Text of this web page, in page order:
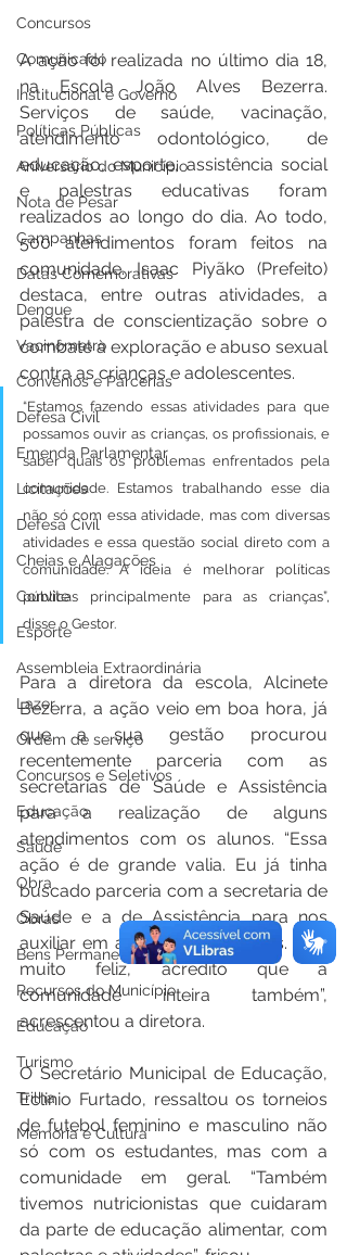
Concursos
Comunicado
Institucional e Governo
Políticas Públicas
Aniversário do Município
Nota de Pesar
Campanhas
Datas Comemorativas
Dengue
Vacinômetro
Convênios e Parcerias
Defesa Civil
Emenda Parlamentar
Licitações
Defesa Civil
Cheias e Alagações
Convite
Esporte
Assembleia Extraordinária
Lazer
Ordem de serviço
Concursos e Seletivos
Educação
Saúde
Obra
Obras
Bens Permanentes
Recursos do Município
Educação
Turismo
Trilha
Memória e Cultura
A ação foi realizada no último dia 18,
na Escola João Alves Bezerra.
Serviços de saúde, vacinação,
atendimento odontológico, de
educação, esporte, assistência social
e palestras educativas foram
realizados ao longo do dia. Ao todo,
500 atendimentos foram feitos na
comunidade. Isaac Piyãko (Prefeito)
destaca, entre outras atividades, a
palestra de conscientização sobre o
combate à exploração e abuso sexual
contra as crianças e adolescentes.
“Estamos fazendo essas atividades para que
possamos ouvir as crianças, os profissionais, e
saber quais os problemas enfrentados pela
comunidade. Estamos trabalhando esse dia
não só com essa atividade, mas com diversas
atividades e essa questão social direto com a
comunidade. A ideia é melhorar políticas
públicas principalmente para as crianças”,
disse o Gestor.
Para a diretora da escola, Alcinete
Bezerra, a ação veio em boa hora, já
que a sua gestão procurou
recentemente parceria com as
secretarias de Saúde e Assistência
para a realização de alguns
atendimentos com os alunos. “Essa
ação é de grande valia. Eu já tinha
buscado parceria com a secretaria de
Saúde e a de Assistência para nos
auxiliar em alguns atendimentos. Fico
muito feliz, acredito que a
comunidade inteira também”,
acrescentou a diretora.
O Secretário Municipal de Educação,
Eclinio Furtado, ressaltou os torneios
de futebol feminino e masculino não
só com os estudantes, mas com a
comunidade em geral. “Também
tivemos nutricionistas que cuidaram
da parte de educação alimentar, com